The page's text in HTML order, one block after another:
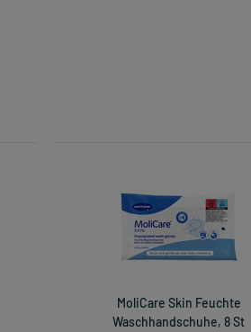
MoliCare Skin Feuchte
Waschhandschuhe, 8 St